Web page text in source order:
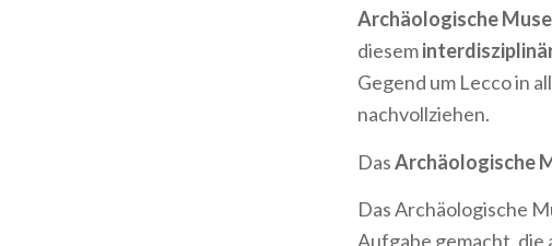
Archäologische
diesem
Gegend um Lecco in
nachvollziehen.
DasArchäologische
Das Archäologische
Aufgabe gemacht, die